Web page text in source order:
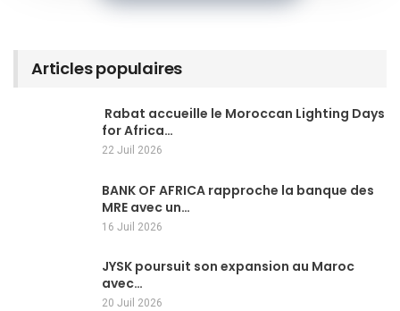
Articles populaires
Rabat accueille le Moroccan Lighting Days
for Africa…
22 Juil 2026
BANK OF AFRICA rapproche la banque des
MRE avec un…
16 Juil 2026
JYSK poursuit son expansion au Maroc
avec…
20 Juil 2026